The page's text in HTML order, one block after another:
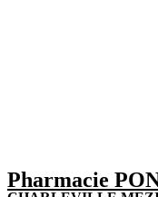
Pharmacie